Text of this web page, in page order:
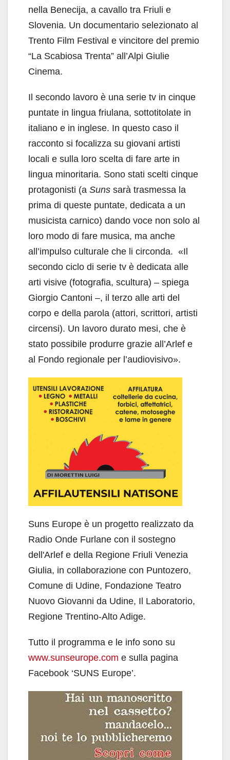
nella Benecija, a cavallo tra Friuli e
Slovenia. Un documentario selezionato al
Trento Film Festival e vincitore del premio
“La Scabiosa Trenta” all’Alpi Giulie
Cinema.
Il secondo lavoro è una serie tv in cinque
puntate in lingua friulana, sottotitolate in
italiano e in inglese. In questo caso il
racconto si focalizza su giovani artisti
locali e sulla loro scelta di fare arte in
lingua minoritaria. Sono stati scelti cinque
protagonisti (a Suns sarà trasmessa la
prima di queste puntate, dedicata a un
musicista carnico) dando voce non solo al
loro modo di fare musica, ma anche
all’impulso culturale che li circonda. «Il
secondo ciclo di serie tv è dedicata alle
arti visive (fotografia, scultura) – spiega
Giorgio Cantoni –, il terzo alle arti del
corpo e della parola (attori, scrittori, artisti
circensi). Un lavoro durato mesi, che è
stato possibile produrre grazie all’Arlef e
al Fondo regionale per l’audiovisivo».
Suns Europe è un progetto realizzato da
Radio Onde Furlane con il sostegno
dell'Arlef e della Regione Friuli Venezia
Giulia, in collaborazione con Puntozero,
Comune di Udine, Fondazione Teatro
Nuovo Giovanni da Udine, Il Laboratorio,
Regione Trentino-Alto Adige.
Tutto il programma e le info sono su
www.sunseurope.com e sulla pagina
Facebook ‘SUNS Europe’.